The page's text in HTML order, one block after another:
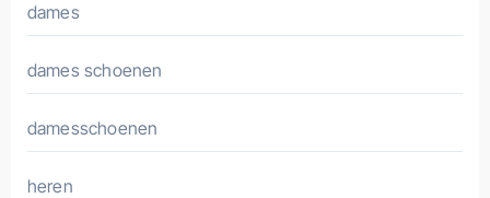
dames
dames schoenen
damesschoenen
heren